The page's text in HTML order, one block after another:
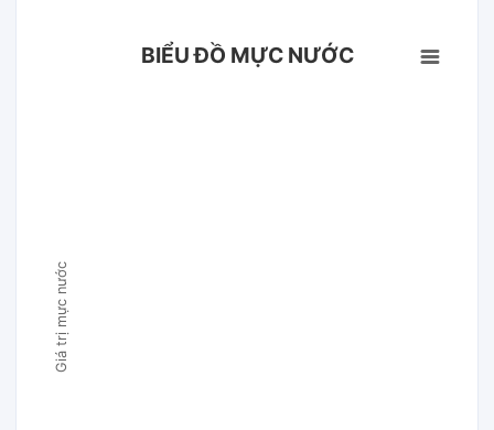
Giá trị mực nước
BIỂU ĐỒ MỰC NƯỚC